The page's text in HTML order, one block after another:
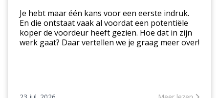
vraagprijs
Je hebt maar één kans voor een eerste indruk.
En die ontstaat vaak al voordat een potentiële
koper de voordeur heeft gezien. Hoe dat in zijn
werk gaat? Daar vertellen we je graag meer over!